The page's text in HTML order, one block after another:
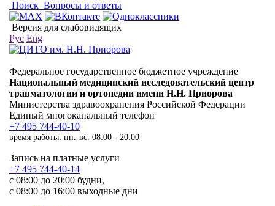
Поиск Вопросы и ответы
Версия для слабовидящих
Рус Eng
Федеральное государственное бюджетное учреждение
Национальный медицинский исследовательский центр
травматологии и ортопедии имени Н.Н. Приорова
Министерства здравоохранения Российской Федерации
Единый многоканальный телефон
+7 495 744-40-10
время работы: пн.-вс. 08:00 - 20:00
Запись на платные услуги
+7 495 744-40-14
с 08:00 до 20:00 будни,
с 08:00 до 16:00 выходные дни